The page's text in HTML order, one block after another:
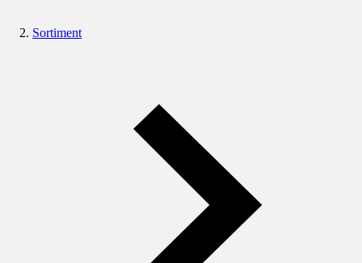
Sortiment